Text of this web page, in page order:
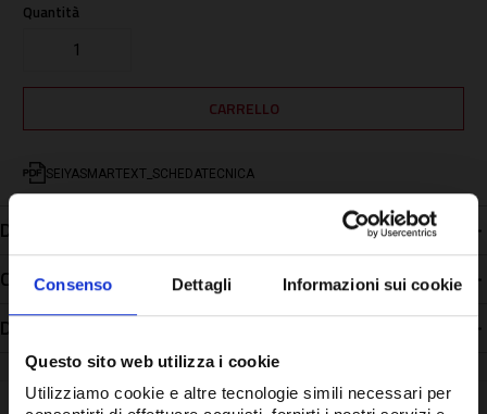
Consenso Dettagli Informazioni sui cookie
Questo sito web utilizza i cookie
Utilizziamo cookie e altre tecnologie simili necessari per
Quantità
SEIYASMARTEXT_SCHEDATECNICA
Descrizione
Caratteristiche
Disponibilità